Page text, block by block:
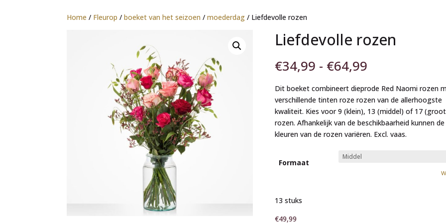
Home / Fleurop /boeket van het seizoen /moederdag / Liefdevolle rozen
Liefdevolle rozen
€34,99 - €64,99Prijsklasse:
tot
€64,99
Dit boeket combineert dieprode Red Naomi rozen
verschillende tinten roze rozen van de allerhoogste
kwaliteit. Kies voor 9 (klein), 13 (middel) of 17
rozen. Afhankelijk van de beschikbaarheid kunnen de
kleuren van de rozen variëren. Excl. vaas.
Formaat
13 stuks
€49,99